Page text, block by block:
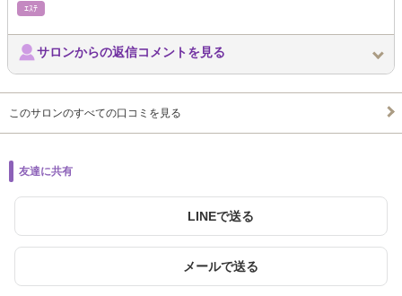
ｴｽﾃ
サロンからの返信コメントを見る
このサロンのすべての口コミを見る
友達に共有
LINEで送る
メールで送る